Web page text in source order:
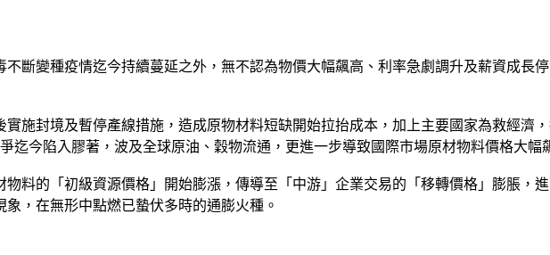
不斷變種疫情迄今持續蔓延之外，無不認為物價大幅飆高、利率急劇調升及薪資成長
實施封境及暫停產線措施，造成原物材料短缺開始拉抬成本，加上主要國家為救經濟
迄今陷入膠著，波及全球原油、穀物流通，更進一步導致國際市場原材物料價格大幅
料的「初級資源價格」開始膨漲，傳導至「中游」企業交易的「移轉價格」膨脹，
，在無形中點燃已蟄伏多時的通膨火種。